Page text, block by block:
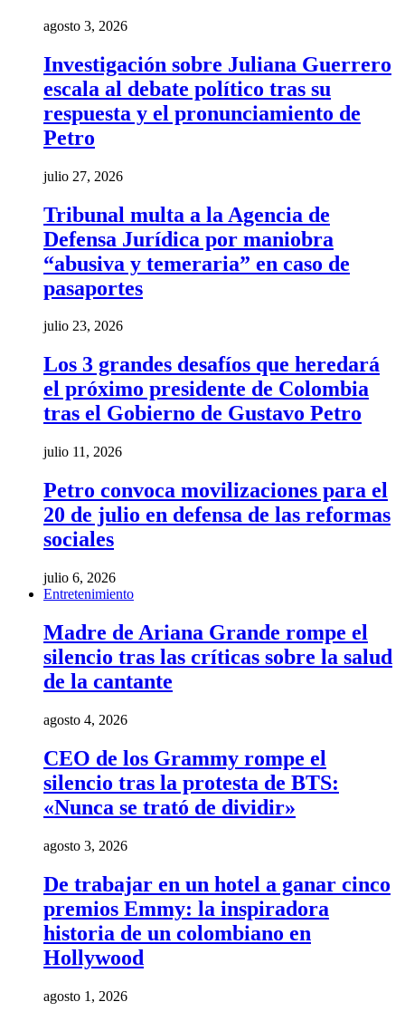
agosto 3, 2026
Investigación sobre Juliana Guerrero
escala al debate político tras su
respuesta y el pronunciamiento de
Petro
julio 27, 2026
Tribunal multa a la Agencia de
Defensa Jurídica por maniobra
“abusiva y temeraria” en caso de
pasaportes
julio 23, 2026
Los 3 grandes desafíos que heredará
el próximo presidente de Colombia
tras el Gobierno de Gustavo Petro
julio 11, 2026
Petro convoca movilizaciones para el
20 de julio en defensa de las reformas
sociales
julio 6, 2026
Entretenimiento
Madre de Ariana Grande rompe el
silencio tras las críticas sobre la salud
de la cantante
agosto 4, 2026
CEO de los Grammy rompe el
silencio tras la protesta de BTS:
«Nunca se trató de dividir»
agosto 3, 2026
De trabajar en un hotel a ganar cinco
premios Emmy: la inspiradora
historia de un colombiano en
Hollywood
agosto 1, 2026